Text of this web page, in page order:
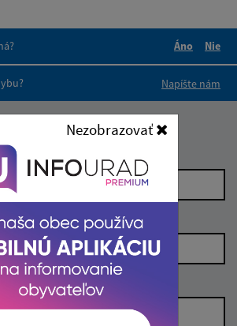
Nezobrazovať
Áno
Nie
Napíšte nám
Napíšte nám: